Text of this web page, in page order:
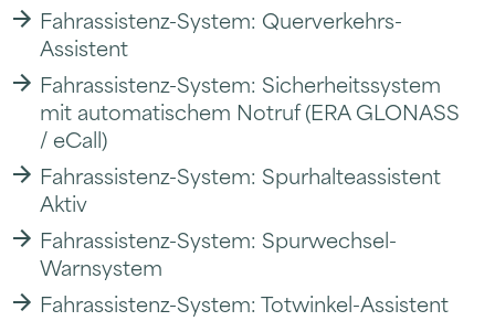
Fahrassistenz-System: Querverkehrs-
Assistent
Fahrassistenz-System: Sicherheitssystem
mit automatischem Notruf (ERA GLONASS
/ eCall)
Fahrassistenz-System: Spurhalteassistent
Aktiv
Fahrassistenz-System: Spurwechsel-
Warnsystem
Fahrassistenz-System: Totwinkel-Assistent